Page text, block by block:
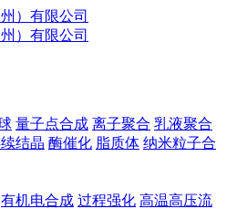
量子点合成 离子聚合 乳液聚合
结晶 酶催化 脂质体 纳米粒子合
有机电合成 过程强化 高温高压流